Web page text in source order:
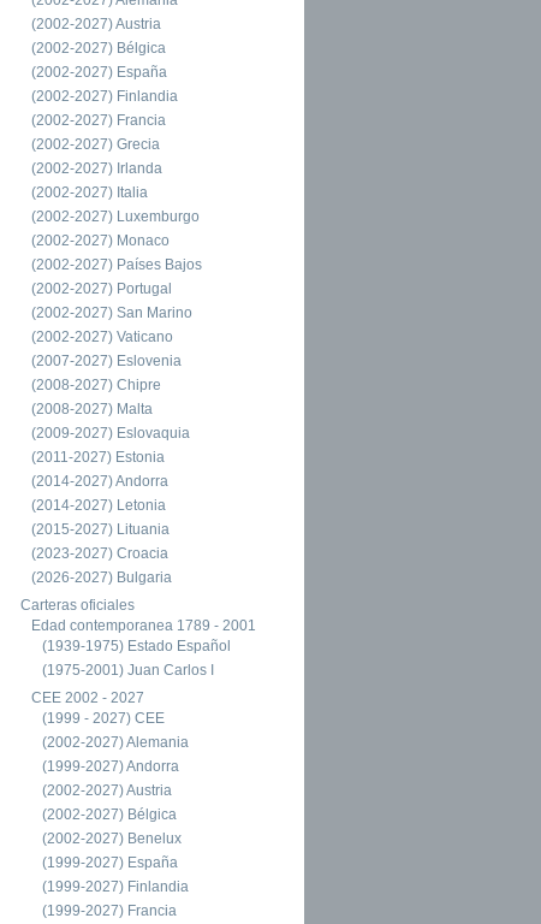
(2002-2027) Austria
(2002-2027) Bélgica
(2002-2027) España
(2002-2027) Finlandia
(2002-2027) Francia
(2002-2027) Grecia
(2002-2027) Irlanda
(2002-2027) Italia
(2002-2027) Luxemburgo
(2002-2027) Monaco
(2002-2027) Países Bajos
(2002-2027) Portugal
(2002-2027) San Marino
(2002-2027) Vaticano
(2007-2027) Eslovenia
(2008-2027) Chipre
(2008-2027) Malta
(2009-2027) Eslovaquia
(2011-2027) Estonia
(2014-2027) Andorra
(2014-2027) Letonia
(2015-2027) Lituania
(2023-2027) Croacia
(2026-2027) Bulgaria
Carteras oficiales
Edad contemporanea 1789 - 2001
(1939-1975) Estado Español
(1975-2001) Juan Carlos I
CEE 2002 - 2027
(1999 - 2027) CEE
(2002-2027) Alemania
(1999-2027) Andorra
(2002-2027) Austria
(2002-2027) Bélgica
(2002-2027) Benelux
(1999-2027) España
(1999-2027) Finlandia
(1999-2027) Francia